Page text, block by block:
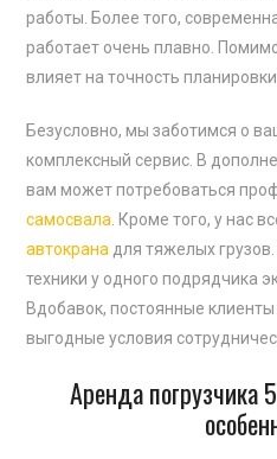
работы. Более того,
работает очень плавно.
влияет на точность
Безусловно, мы заботимся о
комплексный сервис. В
вам может потребоваться
самосвала. Кроме того, у нас
автокранадля тяжелых
техники у одного подрядчика
Вдобавок, постоянные
выгодные условия
Аренда погрузчика